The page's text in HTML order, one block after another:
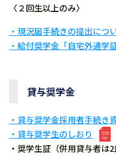
〈２回生以上のみ〉
・現況届手続きの提出につ
・給付奨学金「自宅外通学
貸与奨学金
・貸与奨学金採用者手続き
・貸与奨学生のしおり
・奨学生証（併用貸与者は2